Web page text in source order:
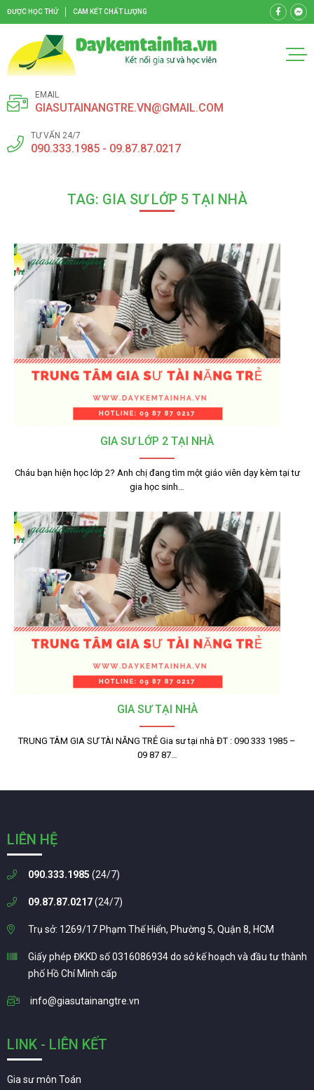
ĐƯỢC HỌC THỬ CAM KẾT CHẤT LƯỢNG
EMAIL
GIASUTAINANGTRE.VN@GMAIL.COM
TƯ VẤN 24/7
090.333.1985 - 09.87.87.0217
TAG: GIA SƯ LỚP 5 TẠI NHÀ
GIA SƯ LỚP 2 TẠI NHÀ
Cháu bạn hiện học lớp 2? Anh chị đang tìm một giáo viên dạy kèm tại tư
gia học sinh…
GIA SƯ TẠI NHÀ
TRUNG TÂM GIA SƯ TÀI NĂNG TRẺ Gia sư tại nhà ĐT : 090 333 1985 –
09 87 87…
LIÊN HỆ
090.333.1985 (24/7)
09.87.87.0217(24/7)
Trụ sở: 1269/17 Phạm Thế Hiển, Phường 5, Quận 8, HCM
Giấy phép ĐKKD số 0316086934 do sở kế hoạch và đầu tư thành
phố Hồ Chí Minh cấp
info@giasutainangtre.vn
LINK - LIÊN KẾT
Gia sư môn Toán